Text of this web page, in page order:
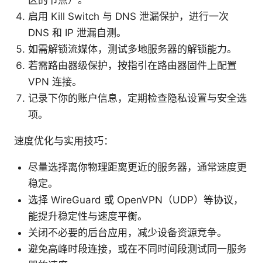
启用 Kill Switch 与 DNS 泄漏保护，进行一次
DNS 和 IP 泄漏自测。
如需解锁流媒体，测试多地服务器的解锁能力。
若需路由器级保护，按指引在路由器固件上配置
VPN 连接。
记录下你的账户信息，定期检查隐私设置与安全选
项。
速度优化与实用技巧：
尽量选择离你物理距离更近的服务器，通常速度更
稳定。
选择 WireGuard 或 OpenVPN（UDP）等协议，
能提升稳定性与速度平衡。
关闭不必要的后台应用，减少设备资源竞争。
避免高峰时段连接，或在不同时间段测试同一服务